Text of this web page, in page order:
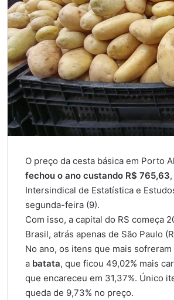
O preço da cesta básica em Porto
fechou o ano custando R$ 765,63
Intersindical de Estatística e
segunda-feira (9).
Com isso, a capital do RS começa
Brasil, atrás apenas de São Paulo
No ano, os itens que mais
a batata, que ficou 49,02% mais
que encareceu em 31,37%. Único
queda de 9,73% no preço.